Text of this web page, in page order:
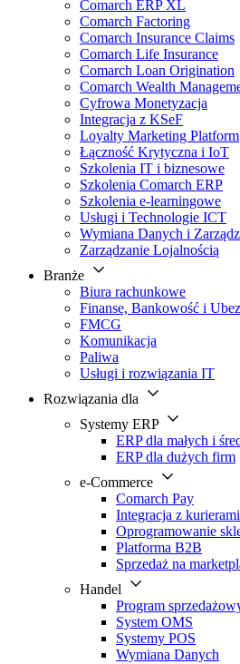
Comarch ERP XL
Comarch Factoring
Comarch Insurance Claims
Comarch Life Insurance
Comarch Loan Origination
Comarch Wealth
Cyfrowa Monetyzacja
Integracja z KSeF
Loyalty Marketing Platform
Łączność Krytyczna i IoT
Szkolenia IT i biznesowe
Szkolenia Comarch ERP
Szkolenia e-learningowe
Usługi i Technologie ICT
Wymiana Danych i
Zarządzanie Lojalnością
Branże
Biura rachunkowe
Finanse, Bankowość i
FMCG
Komunikacja
Paliwa
Usługi i rozwiązania IT
Rozwiązania dla
Systemy ERP
ERP dla małych i
ERP dla dużych firm
e-Commerce
Comarch Pay
Integracja z kurierami
Oprogramowanie
Platforma B2B
Sprzedaż na
Handel
Program
System OMS
Systemy POS
Wymiana Danych